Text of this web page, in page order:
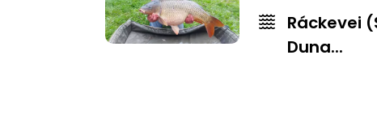
Ráckevei
Duna...